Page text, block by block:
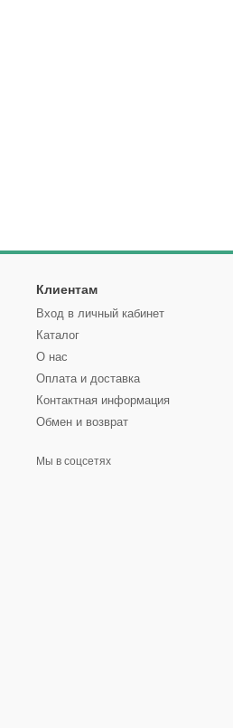
Клиентам
Вход в личный кабинет
Каталог
О нас
Оплата и доставка
Контактная информация
Обмен и возврат
Мы в соцсетях